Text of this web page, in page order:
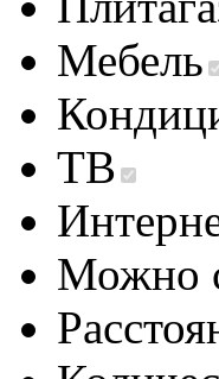
Мебель
ТВ
Можно